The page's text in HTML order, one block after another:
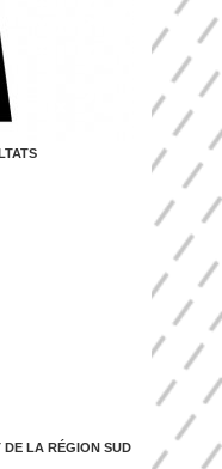
DE LA RÉGION SUD